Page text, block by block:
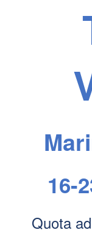
16-
Quota